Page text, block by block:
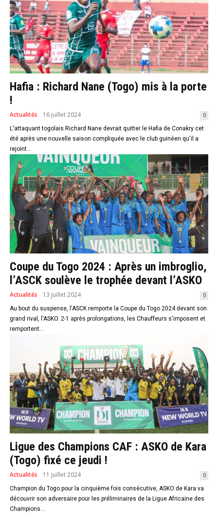
Hafia : Richard Nane (Togo) mis à la porte
!
Actualités 16 juillet 2024 0
L'attaquant togolais Richard Nane devrait quitter le Hafia de Conakry cet
été après une nouvelle saison compliquée avec le club guinéen qu'il a
rejoint...
Coupe du Togo 2024 : Après un imbroglio,
l’ASCK soulève le trophée devant l’ASKO
Actualités 13 juillet 2024 0
Au bout du suspense, l'ASCK remporte la Coupe du Togo 2024 devant son
grand rival, l'ASKO. 2-1 après prolongations, les Chauffeurs s'imposent et
remportent...
Ligue des Champions CAF : ASKO de Kara
(Togo) fixé ce jeudi !
Actualités 11 juillet 2024 0
Champion du Togo pour la cinquième fois consécutive, ASKO de Kara va
découvrir son adversaire pour les préliminaires de la Ligue Africaine des
Champions...